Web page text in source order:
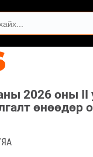
2026 оны II
өнөөдөр